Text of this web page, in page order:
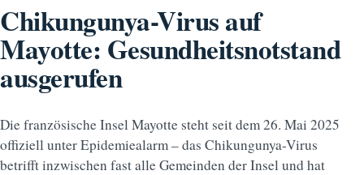
Chikungunya-Virus auf
Mayotte: Gesundheitsnotstand
ausgerufen
Die französische Insel Mayotte steht seit dem 26. Mai 2025
offiziell unter Epidemiealarm – das Chikungunya-Virus
betrifft inzwischen fast alle Gemeinden der Insel und hat